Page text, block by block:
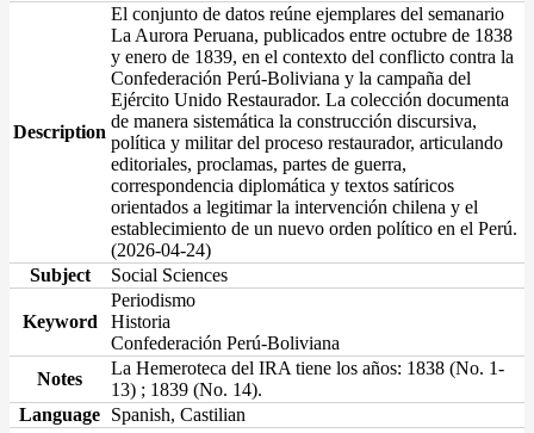
Description
El conjunto de datos reúne ejemplares del semanario
La Aurora Peruana, publicados entre octubre de 1838
y enero de 1839, en el contexto del conflicto contra la
Confederación Perú-Boliviana y la campaña del
Ejército Unido Restaurador. La colección documenta
de manera sistemática la construcción discursiva,
política y militar del proceso restaurador, articulando
editoriales, proclamas, partes de guerra,
correspondencia diplomática y textos satíricos
orientados a legitimar la intervención chilena y el
establecimiento de un nuevo orden político en el Perú.
(2026-04-24)
Subject
Social Sciences
Keyword
Periodismo
Historia
Confederación Perú-Boliviana
Notes
La Hemeroteca del IRA tiene los años: 1838 (No. 1-
13) ; 1839 (No. 14).
Language Spanish, Castilian